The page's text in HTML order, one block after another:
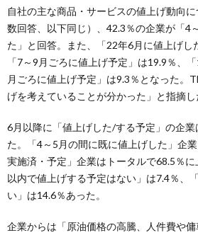
自社の主な商品・サービスの値上げ動向
数回答、以下同じ）、42.3％の企業が「4
た」と回答。また、「22年6月に値上げし
「7～9月ごろに値上げ予定」は19.9％、
月ごろに値上げ予定」は9.3％となった。
げを考えていることが分かった」と指摘し
6月以降に「値上げした/する予定」の企業
た。「4～5月の間に既に値上げした」企
実施済・予定」企業はトータルで68.5％
以内で値上げする予定はない」は7.4％、
い」は14.6％あった。
企業からは「原油価格の高騰、人件費や